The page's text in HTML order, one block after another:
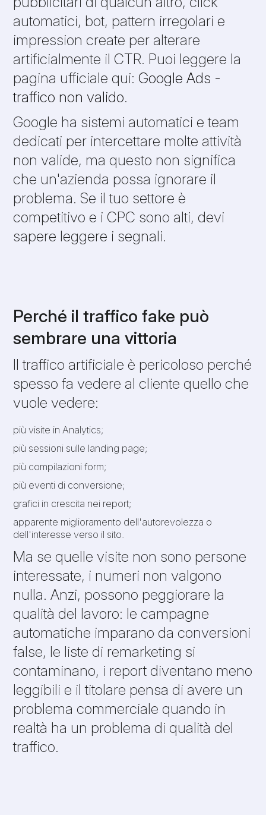
automatici, bot, pattern irregolari e
impression create per alterare
artificialmente il CTR. Puoi leggere la
pagina ufficiale qui: Google Ads -
traffico non valido.
Google ha sistemi automatici e team
dedicati per intercettare molte attività
non valide, ma questo non significa
che un'azienda possa ignorare il
problema. Se il tuo settore è
competitivo e i CPC sono alti, devi
sapere leggere i segnali.
Perché il traffico fake può
sembrare una vittoria
Il traffico artificiale è pericoloso perché
spesso fa vedere al cliente quello che
vuole vedere:
più visite in Analytics;
più sessioni sulle landing page;
più compilazioni form;
più eventi di conversione;
grafici in crescita nei report;
apparente miglioramento dell'autorevolezza o
dell'interesse verso il sito.
Ma se quelle visite non sono persone
interessate, i numeri non valgono
nulla. Anzi, possono peggiorare la
qualità del lavoro: le campagne
automatiche imparano da conversioni
false, le liste di remarketing si
contaminano, i report diventano meno
leggibili e il titolare pensa di avere un
problema commerciale quando in
realtà ha un problema di qualità del
traffico.